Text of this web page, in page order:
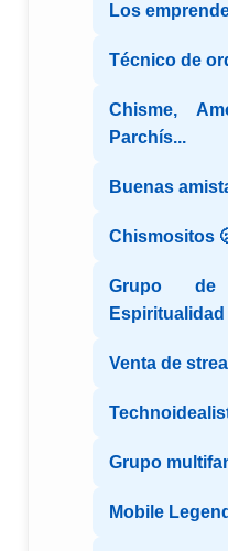
Los
Técnico de
Chisme,
Parchís...
Buenas
Chismositos
Grupo
Espiritualidad
Venta de
Grupo
Mobile